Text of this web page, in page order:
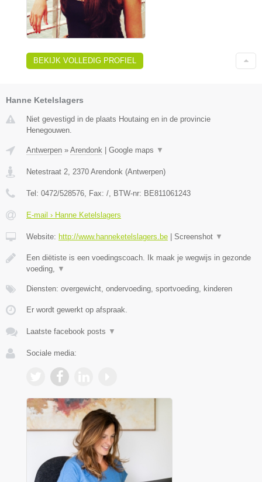
BEKIJK VOLLEDIG PROFIEL
Hanne Ketelslagers
Niet gevestigd in de plaats Houtaing en in de provincie
Henegouwen.
Antwerpen » Arendonk Google maps ▼
Netestraat 2, 2370 Arendonk (Antwerpen)
Tel: 0472/528576, Fax: /, BTW-nr: BE811061243
E-mail › Hanne Ketelslagers
Website: http://www.hanneketelslagers.be Screenshot ▼
Een diëtiste is een voedingscoach. Ik maak je wegwijs in gezonde
voeding, ▼
Diensten: overgewicht, ondervoeding, sportvoeding, kinderen
Er wordt gewerkt op afspraak.
Laatste facebook posts ▼
Sociale media: